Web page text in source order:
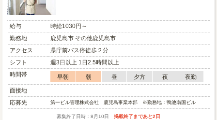
給与
時給1030円～
勤務地
鹿児島市 その他鹿児島市
アクセス
県庁前バス停徒歩２分
シフト
週3日以上 1日2.5時間以上
時間帯
早朝 朝 昼 夕方 夜
夜勤
面接地
応募先
第一ビル管理株式会社 鹿児島事業本部 ※勤務地：鴨池南国ビル
募集終了日時：8月10日 掲載終了まであと2日